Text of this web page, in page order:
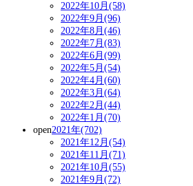
2022年10月(58)
2022年9月(96)
2022年8月(46)
2022年7月(83)
2022年6月(99)
2022年5月(54)
2022年4月(60)
2022年3月(64)
2022年2月(44)
2022年1月(70)
open2021年(702)
2021年12月(54)
2021年11月(71)
2021年10月(55)
2021年9月(72)